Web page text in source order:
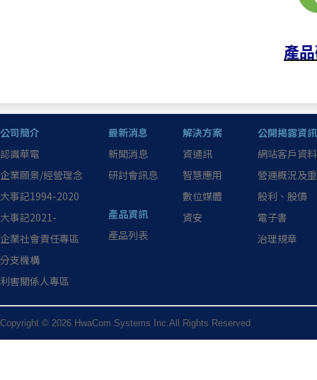
產
公司簡介
認識華電
企業願景/經營理念
大事記1994-2020
大事記2021-
企業社會責任專區
分支機構
利害關係人專區
最新消息
新聞消息
研討會訊息
產品資訊
產品列表
解決方案
資通訊
智慧應用
數位媒體
資安
公開揭露資訊
網站客戶資
營運概況及
股利、股價
電子書
治理規章
Copyright © 2026 HwaCom Systems Inc.All Rights Reserved